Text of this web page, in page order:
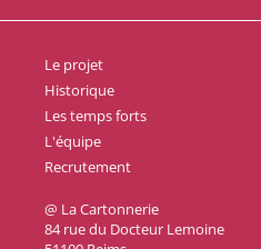
Le projet
Historique
Les temps forts
L'équipe
Recrutement
@ La Cartonnerie
84 rue du Docteur Lemoine